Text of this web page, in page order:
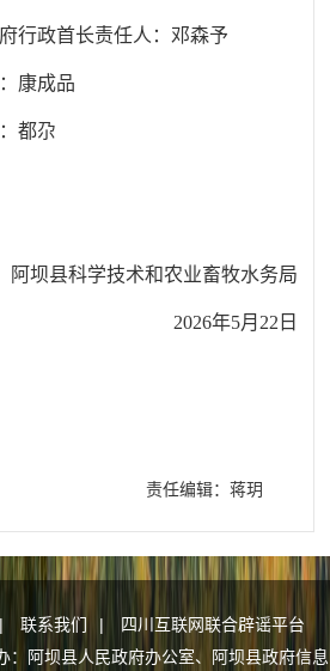
行政首长责任人 ：邓森予
：康成品
都尕
阿坝县科学技术和农业畜牧水务局
2026年5月22 日
责任编辑：蒋玥
| 联系我们 |
四川互联网联合辟谣平台
阿坝县人民政府办公室、阿坝县政府信息